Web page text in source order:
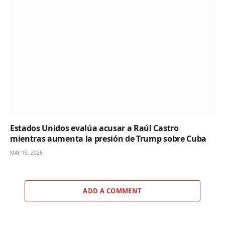
Estados Unidos evalúa acusar a Raúl Castro
mientras aumenta la presión de Trump sobre Cuba
MAY 19, 2026
ADD A COMMENT